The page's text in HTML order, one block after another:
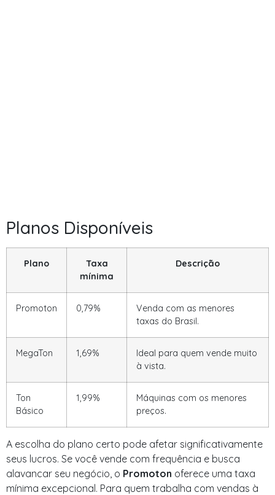
Planos Disponíveis
Plano
Taxa
mínima
Descrição
Promoton 0,79%
Venda com as menores
taxas do Brasil.
MegaTon 1,69%
Ideal para quem vende muito
à vista.
Ton
Básico
1,99%
Máquinas com os menores
preços.
A escolha do plano certo pode afetar significativamente
seus lucros. Se você vende com frequência e busca
alavancar seu negócio, o Promoton oferece uma taxa
mínima excepcional. Para quem trabalha com vendas à